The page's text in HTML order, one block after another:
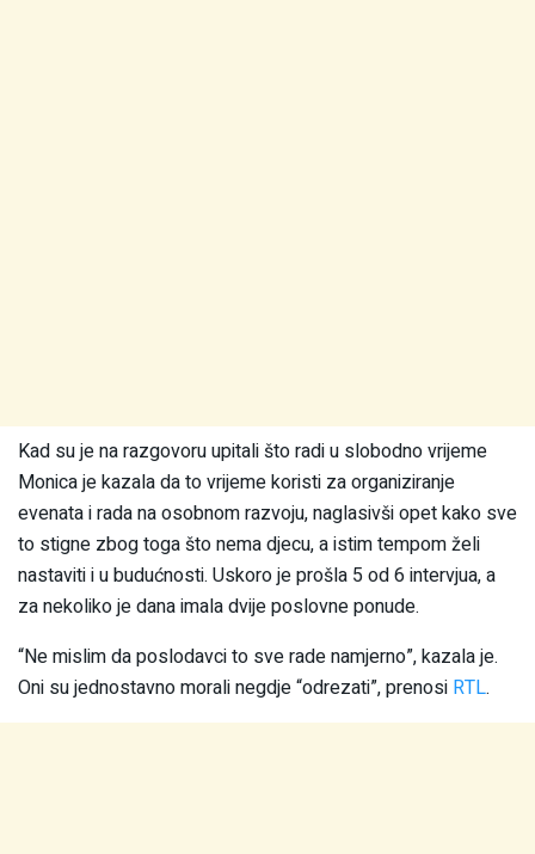
Kad su je na razgovoru upitali što radi u slobodno vrijeme
Monica je kazala da to vrijeme koristi za organiziranje
evenata i rada na osobnom razvoju, naglasivši opet kako sve
to stigne zbog toga što nema djecu, a istim tempom želi
nastaviti i u budućnosti. Uskoro je prošla 5 od 6 intervjua, a
za nekoliko je dana imala dvije poslovne ponude.
“Ne mislim da poslodavci to sve rade namjerno”, kazala je.
Oni su jednostavno morali negdje “odrezati”, prenosi RTL.